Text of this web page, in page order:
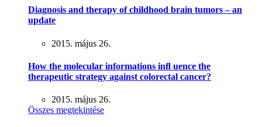
Diagnosis and therapy of childhood brain tumors – an
update
2015. május 26.
How the molecular informations inﬂ uence the
therapeutic strategy against colorectal cancer?
2015. május 26.
Összes megtekintése